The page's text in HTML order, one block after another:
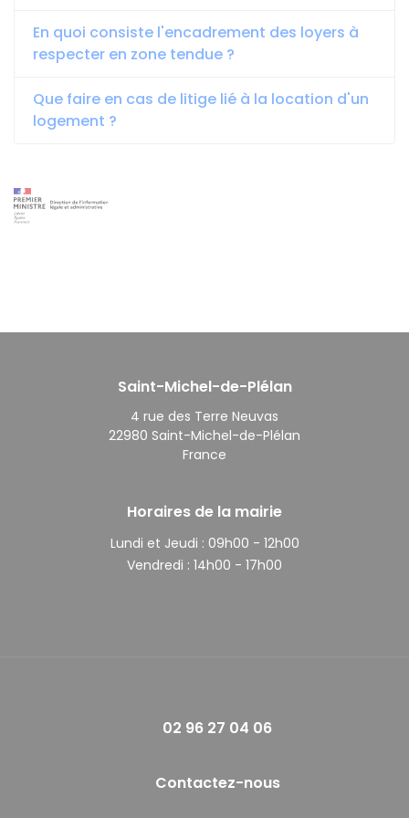
En quoi consiste l'encadrement des loyers à
respecter en zone tendue ?
Que faire en cas de litige lié à la location d'un
logement ?
Saint-Michel-de-Plélan
4 rue des Terre Neuvas
22980 Saint-Michel-de-Plélan
France
Horaires de la mairie
Lundi et Jeudi : 09h00 - 12h00
Vendredi : 14h00 - 17h00
02 96 27 04 06
Contactez-nous